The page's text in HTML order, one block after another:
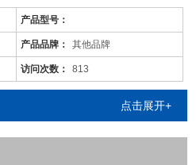
音、脱硫除尘、油烟火烟、通风降
试；
价格、属性仅供参考
产品型号：
产品品牌： 其他品牌
访问次数： 813
点击展开+